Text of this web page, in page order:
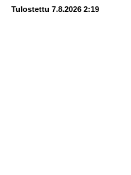
Tulostettu 7.8.2026 2:19